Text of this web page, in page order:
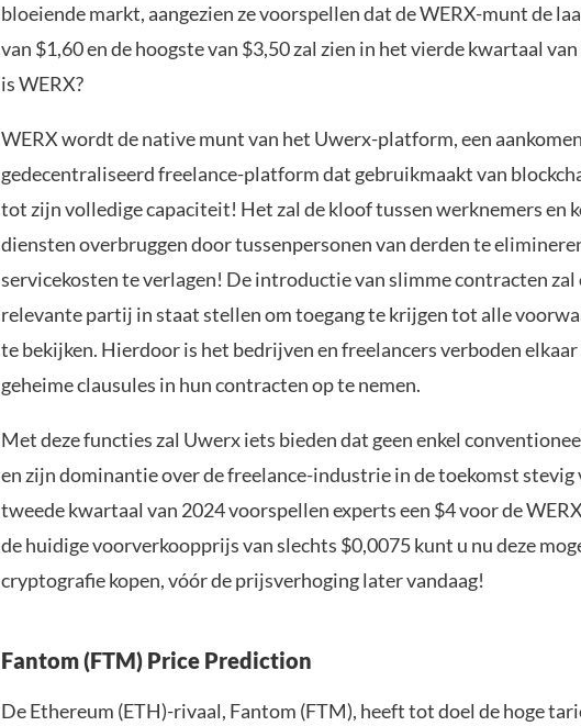
bloeiende markt, aangezien ze voorspellen dat de WERX-munt de
van $1,60 en de hoogste van $3,50 zal zien in het vierde kwartaal
is WERX?
WERX wordt de native munt van het Uwerx-platform, een
gedecentraliseerd freelance-platform dat gebruikmaakt van
tot zijn volledige capaciteit! Het zal de kloof tussen werknemers en
diensten overbruggen door tussenpersonen van derden te
servicekosten te verlagen! De introductie van slimme contracten zal
relevante partij in staat stellen om toegang te krijgen tot alle
te bekijken. Hierdoor is het bedrijven en freelancers verboden
geheime clausules in hun contracten op te nemen.
Met deze functies zal Uwerx iets bieden dat geen enkel
en zijn dominantie over de freelance-industrie in de toekomst stevig
tweede kwartaal van 2024 voorspellen experts een $4 voor de
de huidige voorverkoopprijs van slechts $0,0075 kunt u nu deze
cryptografie kopen, vóór de prijsverhoging later vandaag!
Fantom (FTM) Price Prediction
De Ethereum (ETH)-rivaal, Fantom (FTM), heeft tot doel de hoge